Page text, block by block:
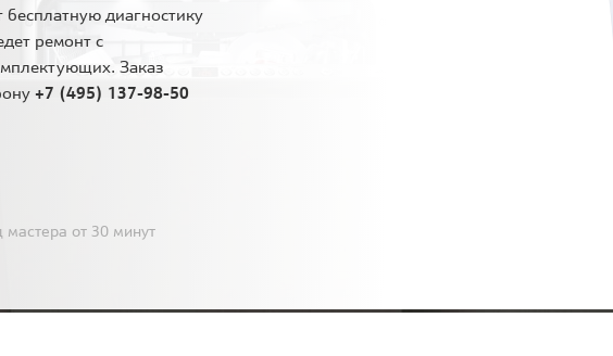
диагностику
ремонт с
Заказ
+7 (495) 137-98-50
мастера от 30 минут